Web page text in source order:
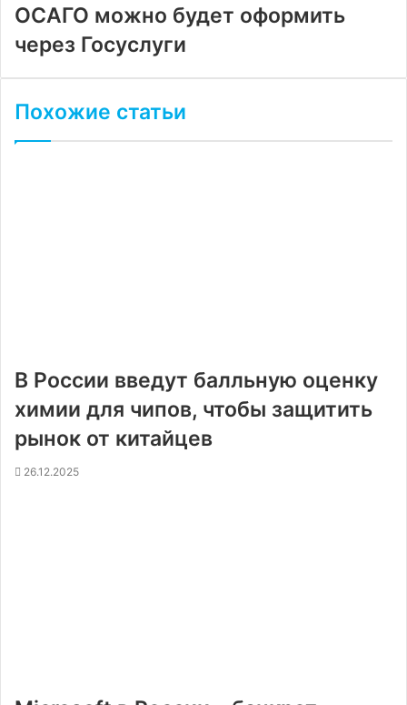
ОСАГО можно будет оформить
через Госуслуги
Похожие статьи
В России введут балльную оценку
химии для чипов, чтобы защитить
рынок от китайцев
26.12.2025